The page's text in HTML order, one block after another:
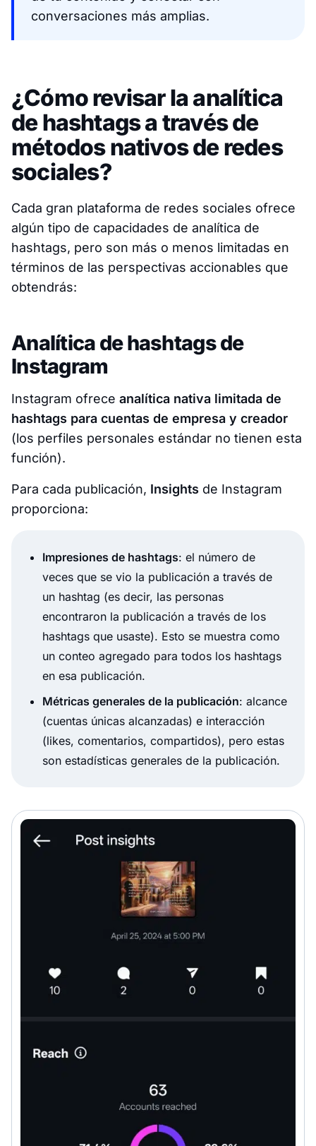
conversaciones más amplias.
¿Cómo revisar la analítica
de hashtags a través de
métodos nativos de redes
sociales?
Cada gran plataforma de redes sociales ofrece
algún tipo de capacidades de analítica de
hashtags, pero son más o menos limitadas en
términos de las perspectivas accionables que
obtendrás:
Analítica de hashtags de
Instagram
Instagram ofrece analítica nativa limitada de
hashtags para cuentas de empresa y creador
(los perfiles personales estándar no tienen esta
función).
Para cada publicación, Insights de Instagram
proporciona:
Impresiones de hashtags: el número de
veces que se vio la publicación a través de
un hashtag (es decir, las personas
encontraron la publicación a través de los
hashtags que usaste). Esto se muestra como
un conteo agregado para todos los hashtags
en esa publicación.
Métricas generales de la publicación: alcance
(cuentas únicas alcanzadas) e interacción
(likes, comentarios, compartidos), pero estas
son estadísticas generales de la publicación.